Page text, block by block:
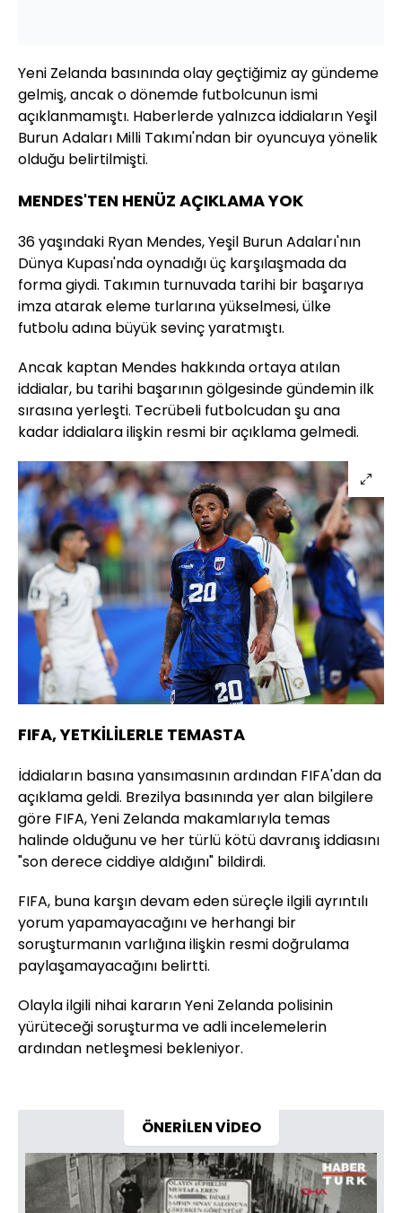
Yeni Zelanda basınında olay geçtiğimiz ay gündeme
gelmiş, ancak o dönemde futbolcunun ismi
açıklanmamıştı. Haberlerde yalnızca iddiaların Yeşil
Burun Adaları Milli Takımı'ndan bir oyuncuya yönelik
olduğu belirtilmişti.
MENDES'TEN HENÜZ AÇIKLAMA YOK
36 yaşındaki Ryan Mendes, Yeşil Burun Adaları'nın
Dünya Kupası'nda oynadığı üç karşılaşmada da
forma giydi. Takımın turnuvada tarihi bir başarıya
imza atarak eleme turlarına yükselmesi, ülke
futbolu adına büyük sevinç yaratmıştı.
Ancak kaptan Mendes hakkında ortaya atılan
iddialar, bu tarihi başarının gölgesinde gündemin ilk
sırasına yerleşti. Tecrübeli futbolcudan şu ana
kadar iddialara ilişkin resmi bir açıklama gelmedi.
FIFA, YETKİLİLERLE TEMASTA
İddiaların basına yansımasının ardından FIFA'dan da
açıklama geldi. Brezilya basınında yer alan bilgilere
göre FIFA, Yeni Zelanda makamlarıyla temas
halinde olduğunu ve her türlü kötü davranış iddiasını
"son derece ciddiye aldığını" bildirdi.
FIFA, buna karşın devam eden süreçle ilgili ayrıntılı
yorum yapamayacağını ve herhangi bir
soruşturmanın varlığına ilişkin resmi doğrulama
paylaşamayacağını belirtti.
Olayla ilgili nihai kararın Yeni Zelanda polisinin
yürüteceği soruşturma ve adli incelemelerin
ardından netleşmesi bekleniyor.
ÖNERİLEN VİDEO